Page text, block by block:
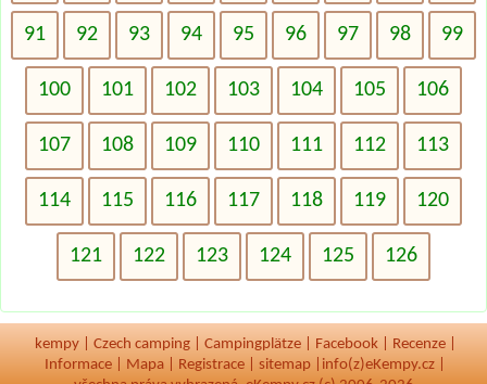
91 92 93 94 95 96 97 98 99
100 101 102 103 104 105 106
107 108 109 110 111 112 113
114 115 116 117 118 119 120
121 122 123 124 125 126
kempy Czech camping Campingplätze Facebook Recenze
Informace
Mapa Registrace sitemap
info(z)eKempy.cz |